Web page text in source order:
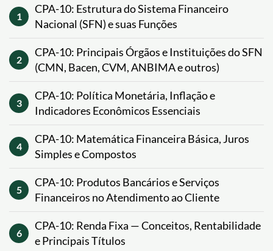
1
CPA-10: Estrutura do Sistema Financeiro
Nacional (SFN) e suas Funções
2
CPA-10: Principais Órgãos e Instituições do SFN
(CMN, Bacen, CVM, ANBIMA e outros)
3
CPA-10: Política Monetária, Inflação e
Indicadores Econômicos Essenciais
4
CPA-10: Matemática Financeira Básica, Juros
Simples e Compostos
5
CPA-10: Produtos Bancários e Serviços
Financeiros no Atendimento ao Cliente
6
CPA-10: Renda Fixa — Conceitos, Rentabilidade
e Principais Títulos